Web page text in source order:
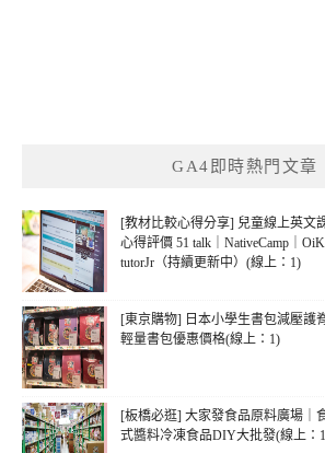
GA4即時熱門文章
[教材比較心得分享] 兒童線上英文
心得評價 51 talk｜NativeCamp｜
tutorJr（持續更新中）(線上：1)
[東京購物] 日本小學生書包減壓護
輕量書包優惠價格(線上：1)
[板橋必逛] 大家發食品原料廣場｜
式醬料冷凍食品DIY大批發(線上：